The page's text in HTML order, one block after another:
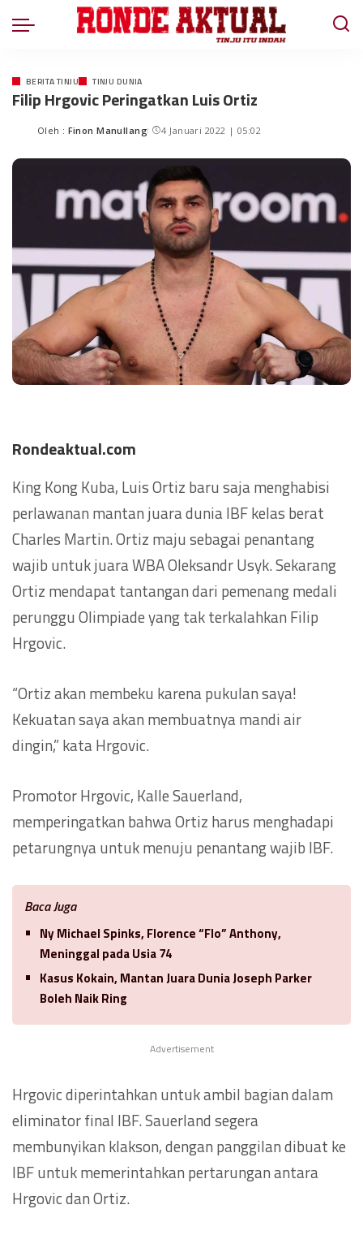
BERITA TINJU TINJU DUNIA
Filip Hrgovic Peringatkan Luis Ortiz
Oleh : Finon Manullang 4 Januari 2022 | 05:02
Rondeaktual.com
King Kong Kuba, Luis Ortiz baru saja menghabisi
perlawanan mantan juara dunia IBF kelas berat
Charles Martin. Ortiz maju sebagai penantang
wajib untuk juara WBA Oleksandr Usyk. Sekarang
Ortiz mendapat tantangan dari pemenang medali
perunggu Olimpiade yang tak terkalahkan Filip
Hrgovic.
“Ortiz akan membeku karena pukulan saya!
Kekuatan saya akan membuatnya mandi air
dingin,” kata Hrgovic.
Promotor Hrgovic, Kalle Sauerland,
memperingatkan bahwa Ortiz harus menghadapi
petarungnya untuk menuju penantang wajib IBF.
Baca Juga
Ny Michael Spinks, Florence “Flo” Anthony,
Meninggal pada Usia 74
Kasus Kokain, Mantan Juara Dunia Joseph Parker
Boleh Naik Ring
Advertisement
Hrgovic diperintahkan untuk ambil bagian dalam
eliminator final IBF. Sauerland segera
membunyikan klakson, dengan panggilan dibuat ke
IBF untuk memerintahkan pertarungan antara
Hrgovic dan Ortiz.